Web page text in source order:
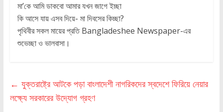
মা’কে আমি ডাকবো আমার যখন জাগে ইচ্ছা
কি আসে যায় এসব দিয়ে- মা দিবসের কিচ্ছা?
পৃথিবীর সকল মায়ের প্রতি Bangladeshee Newspaper-এর
শুভেচ্ছা ও ভালবাসা।
← যুক্তরাষ্ট্রে আটকে পড়া বাংলাদেশী নাগরিকদের স্বদেশে ফিরিয়ে নেয়ার
লক্ষ্যে সরকারের উদ্যোগ গ্রহণ